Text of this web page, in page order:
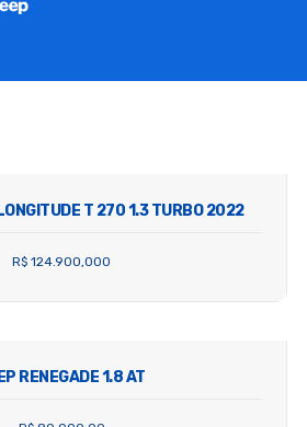
T 270 1.3 TURBO 2022
R$ 124.900,000
RENEGADE 1.8 AT